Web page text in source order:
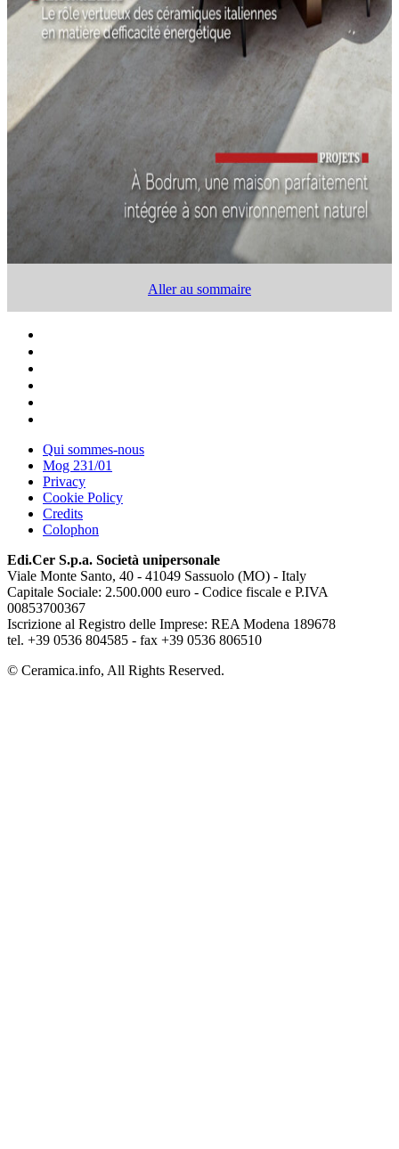
Aller au sommaire
Qui sommes-nous
Mog 231/01
Privacy
Cookie Policy
Credits
Colophon
Edi.Cer S.p.a. Società unipersonale
Viale Monte Santo, 40 - 41049 Sassuolo (MO) - Italy
Capitale Sociale: 2.500.000 euro - Codice fiscale e P.IVA
00853700367
Iscrizione al Registro delle Imprese: REA Modena 189678
tel. +39 0536 804585 - fax +39 0536 806510
© Ceramica.info, All Rights Reserved.